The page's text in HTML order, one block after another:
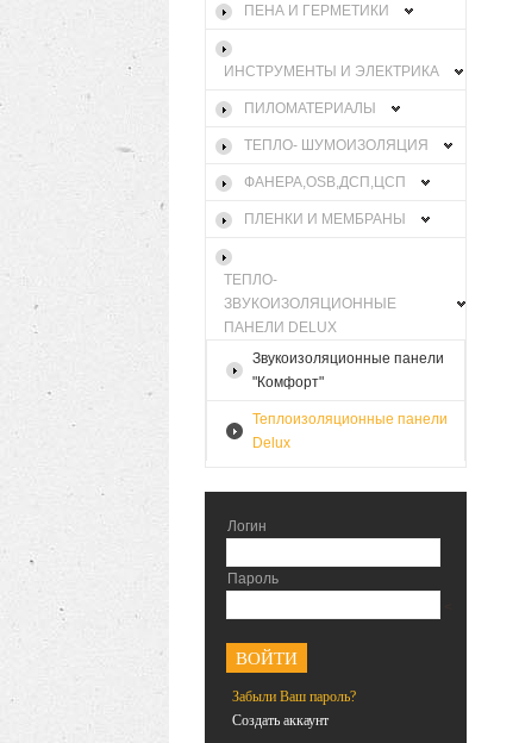
ПЕНА И ГЕРМЕТИКИ
ИНСТРУМЕНТЫ И ЭЛЕКТРИКА
ПИЛОМАТЕРИАЛЫ
ТЕПЛО- ШУМОИЗОЛЯЦИЯ
ФАНЕРА,OSB,ДСП,ЦСП
ПЛЕНКИ И МЕМБРАНЫ
ТЕПЛО-
ЗВУКОИЗОЛЯЦИОННЫЕ
ПАНЕЛИ DELUX
Звукоизоляционные панели
"Комфорт"
Теплоизоляционные панели
Delux
Логин
Пароль
Забыли Ваш пароль?
Создать аккаунт